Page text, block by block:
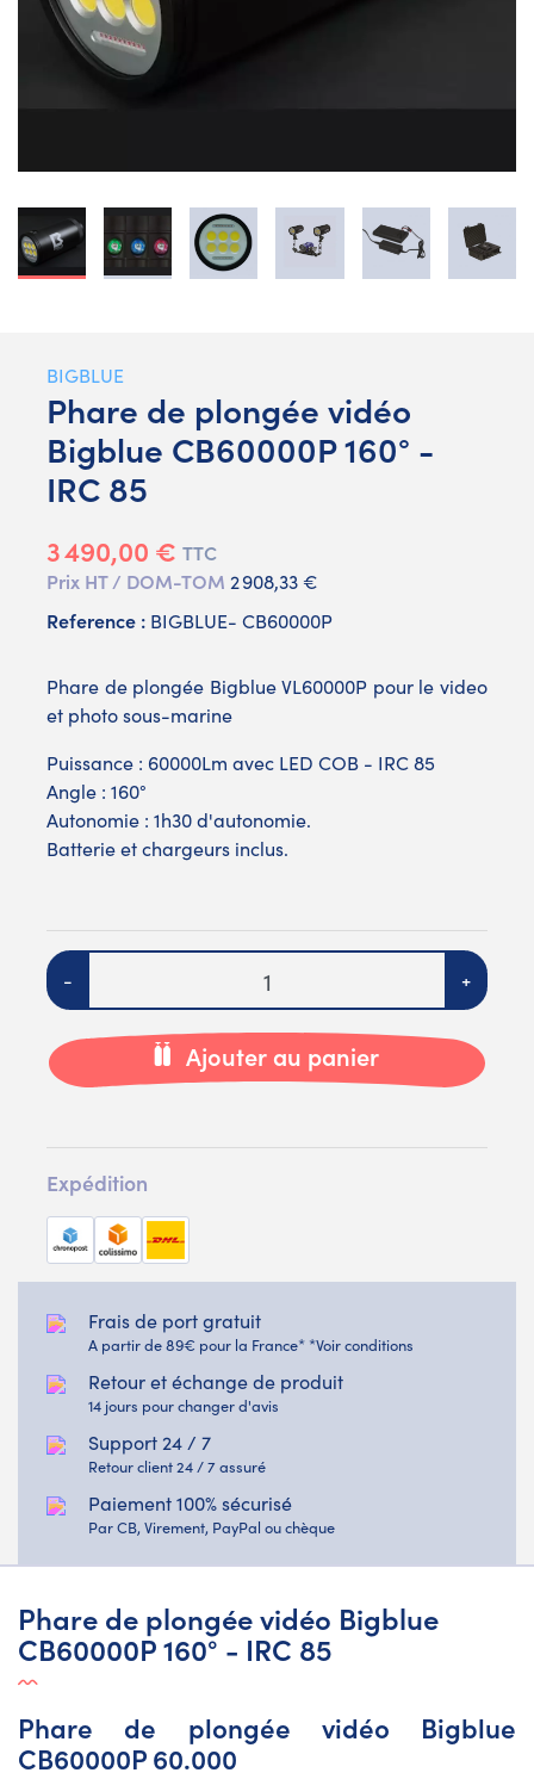
BIGBLUE
Phare de plongée vidéo
Bigblue CB60000P 160° -
IRC 85
3 490,00 € TTC
Prix HT / DOM-TOM 2 908,33 €
Reference : BIGBLUE- CB60000P
Phare de plongée Bigblue VL60000P pour le video
et photo sous-marine
Puissance : 60000Lm avec LED COB - IRC 85
Angle : 160°
Autonomie : 1h30 d'autonomie.
Batterie et chargeurs inclus.
Quantité
- +
Ajouter au panier
Expédition
Frais de port gratuit
A partir de 89€ pour la France* *Voir conditions
Retour et échange de produit
14 jours pour changer d'avis
Support 24 / 7
Retour client 24 / 7 assuré
Paiement 100% sécurisé
Par CB, Virement, PayPal ou chèque
Phare de plongée vidéo Bigblue
CB60000P 160° - IRC 85
Phare de plongée vidéo Bigblue
CB60000P 60.000